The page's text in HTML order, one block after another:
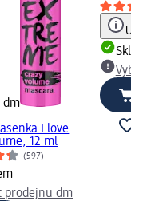
dm
I love
12 ml
(597)
prodejnu dm